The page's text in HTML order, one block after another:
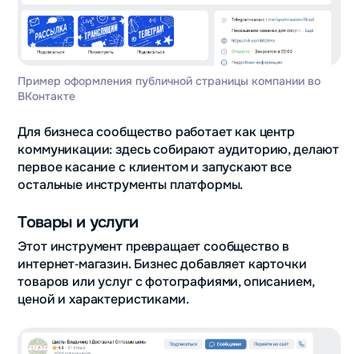
Пример оформления публичной страницы компании во
ВКонтакте
Для бизнеса сообщество работает как центр
коммуникации: здесь собирают аудиторию, делают
первое касание с клиентом и запускают все
остальные инструменты платформы.
Товары и услуги
Этот инструмент превращает сообщество в
интернет‑магазин. Бизнес добавляет карточки
товаров или услуг с фотографиями, описанием,
ценой и характеристиками.